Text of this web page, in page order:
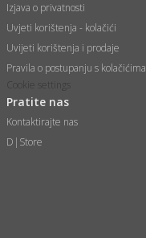
Izjava o privatnosti
Uvjeti korištenja - kolačići
Uvijeti korištenja i prodaje
Pravila o postupanju s kolačićima
Cookie settings
Pratite nas
Kontaktirajte nas
D|Store